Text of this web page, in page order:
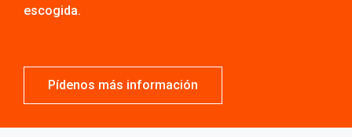
escogida.
Pídenos más información